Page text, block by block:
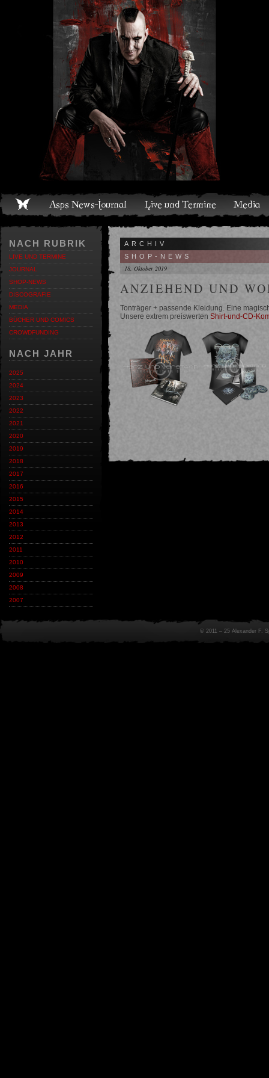
Live und Termine Media Shop Band Discografie
NACH RUBRIK
LIVE UND TERMINE
JOURNAL
SHOP-NEWS
DISCOGRAFIE
MEDIA
BÜCHER UND COMICS
CROWDFUNDING
NACH JAHR
2025
2024
2023
2022
2021
2020
2019
2018
2017
2016
2015
2014
2013
2012
2011
2010
2009
2008
2007
ARCHIV
SHOP-NEWS
18. Oktober 2019
ANZIEHEND UND
Tonträger + passende Kleidung. Eine
Unsere extrem preiswerten Shirt-und-CD-
© 2011 – 25 Alexander F.